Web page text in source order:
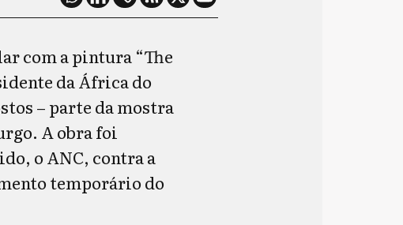
com a pintura “The
da África do
– parte da mostra
A obra foi
o ANC, contra a
temporário do